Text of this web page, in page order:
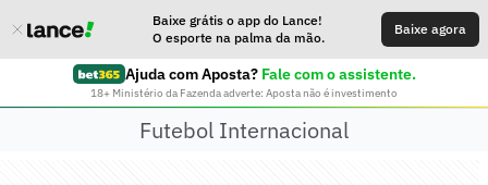
Baixe grátis o app do Lance!
O esporte na palma da mão.
Baixe agora
Ajuda com Aposta? Fale com o assistente.
18+ Ministério da Fazenda adverte: Aposta não é investimento
Futebol Internacional